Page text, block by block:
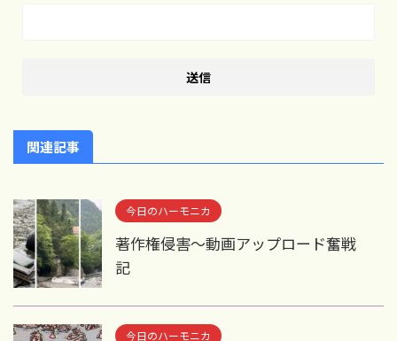
関連記事
今日のハーモニカ
著作権侵害～動画アップロード奮戦
記
今日のハーモニカ